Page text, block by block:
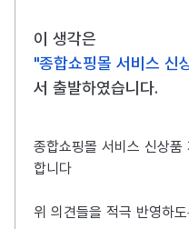
이 생각은
"종합쇼핑몰 서비스 신
서 출발하였습니다.
종합쇼핑몰 서비스 신상
합니다
위 의견들을 적극 반영하